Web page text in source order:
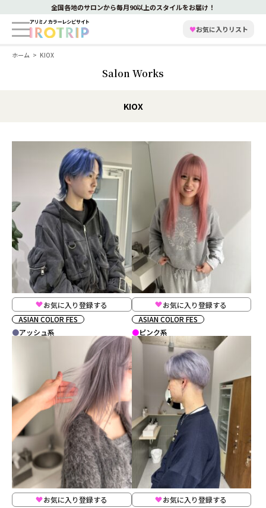
全国各地のサロンから毎月90以上のスタイルをお届け！
♥お気に入りリスト
ホーム KIOX
Salon Works
KIOX
お気に入り登録する
ASIAN COLOR FES
アッシュ系
お気に入り登録する
ASIAN COLOR FES
ピンク系
お気に入り登録する
お気に入り登録する